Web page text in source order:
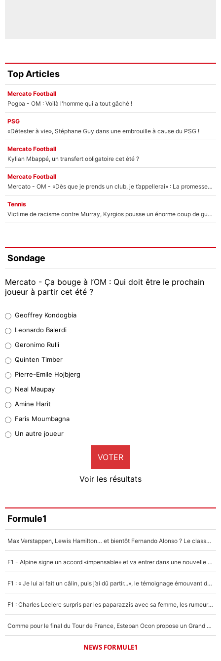
Top Articles
Mercato Football
Pogba - OM : Voilà l'homme qui a tout gâché !
PSG
«Détester à vie», Stéphane Guy dans une embrouille à cause du PSG !
Mercato Football
Kylian Mbappé, un transfert obligatoire cet été ?
Mercato Football
Mercato - OM - «Dès que je prends un club, je t’appellerai» : La promesse de Marcelino au moment de claquer la porte
Tennis
Victime de racisme contre Murray, Kyrgios pousse un énorme coup de gueule !
Sondage
Mercato - Ça bouge à l’OM : Qui doit être le prochain
joueur à partir cet été ?
38%
32%
5%
1%
9%
Faris Moumbagna
4%
Un autre joueur
5%
Geoffrey Kondogbia
Leonardo Balerdi
Geronimo Rulli
Quinten Timber
Pierre-Emile Hojbjerg
Neal Maupay
Amine Harit
Faris Moumbagna
Un autre joueur
VOTER
Voir les résultats
Formule1
Max Verstappen, Lewis Hamilton… et bientôt Fernando Alonso ? Le classement des pilotes les mieux payés en Formule 1 risque de changer !
F1 - Alpine signe un accord «impensable» et va entrer dans une nouvelle dimension : Grande nouvelle pour Pierre Gasly !
F1 : « Je lui ai fait un câlin, puis j’ai dû partir...», le témoignage émouvant de Max Verstappen sur sa fille
F1 : Charles Leclerc surpris par les paparazzis avec sa femme, les rumeurs étaient vraies !
Comme pour le final du Tour de France, Esteban Ocon propose un Grand Prix de Formule 1 à Paris : «Autour de l’Arc de Triomphe, ce serait génial» !
NEWS FORMULE1